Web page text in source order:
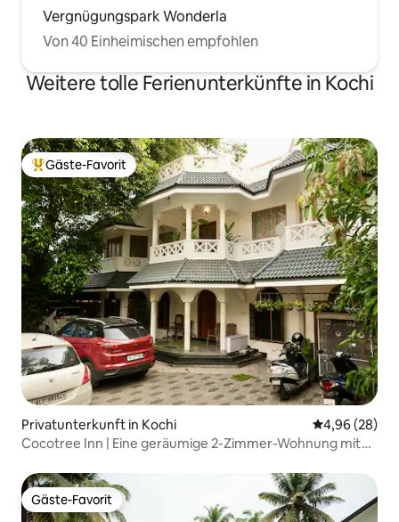
Vergnügungspark Wonderla
Von 40 Einheimischen empfohlen
Weitere tolle Ferienunterkünfte in Kochi
Beliebter Gäste-Favorit.
Gäste-Favorit
Privatunterkunft in Kochi
4,96 (28)
Cocotree Inn | Eine geräumige 2-Zimmer-Wohnung mit
Gäste-Favorit
Gäste-Favorit